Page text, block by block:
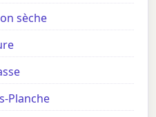
sèche
Planche